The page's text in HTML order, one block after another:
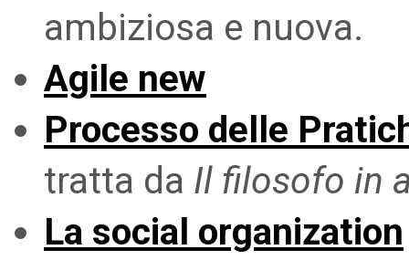
ambiziosa e nuova.
Agile new
Processo delle
tratta da Il filosofo in
La social organization